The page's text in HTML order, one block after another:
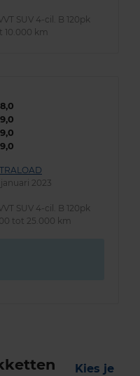
SUV 4-cil. B 120pk
10.000 km
8,0
9,0
9,0
9,0
januari 2023
SUV 4-cil. B 120pk
tot 25.000 km
Kies je